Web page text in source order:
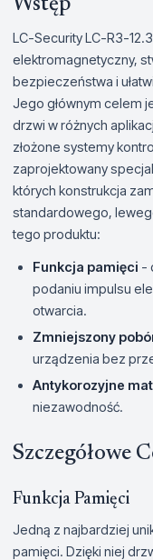
Wstęp
LC-Security LC-R3-
elektromagnetyczny,
bezpieczeństwa i
Jego głównym celem
drzwi w różnych
złożone systemy
zaprojektowany
których konstrukcja
standardowego,
tego produktu:
Funkcja pamięci -
podaniu impulsu
otwarcia.
Zmniejszony
urządzenia bez
Antykorozyjne
niezawodność.
Szczegółowe
Funkcja Pamięci
Jedną z najbardziej
pamięci. Dzięki niej